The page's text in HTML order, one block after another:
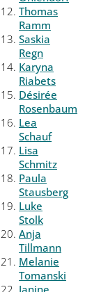
Thomas
Ramm
Saskia
Regn
Karyna
Riabets
Désirée
Rosenbaum
Lea
Schauf
Lisa
Schmitz
Paula
Stausberg
Luke
Stolk
Anja
Tillmann
Melanie
Tomanski
Janine